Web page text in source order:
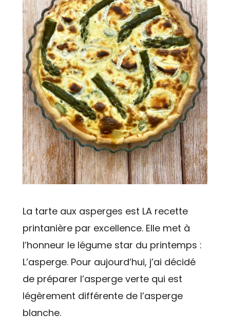
La tarte aux asperges est LA recette
printanière par excellence. Elle met à
l’honneur le légume star du printemps :
L’asperge. Pour aujourd’hui, j’ai décidé
de préparer l’asperge verte qui est
légèrement différente de l’asperge
blanche.